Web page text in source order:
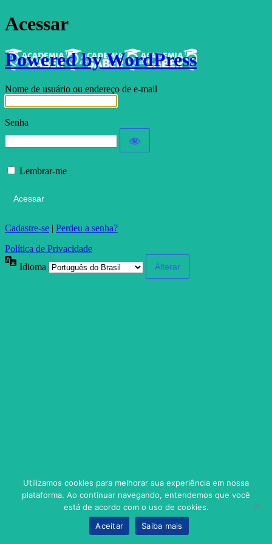
Acessar
Powered by WordPress
Nome de usuário ou endereço de e-mail
Senha
Lembrar-me
Cadastre-se | Perdeu a senha?
Política de Privacidade
Idioma
Utilizamos cookies para melhorar sua experiência em nossa
plataforma. Ao continuar navegando, entendemos que você
está de acordo com o uso de cookies.
Aceitar
Saiba mais